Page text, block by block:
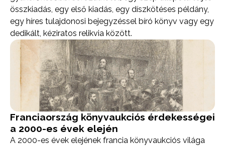
összkiadás, egy első kiadás, egy díszkötéses példány,
egy híres tulajdonosi bejegyzéssel bíró könyv vagy egy
dedikált, kéziratos relikvia között.
Franciaország könyvaukciós érdekességei
a 2000-es évek elején
A 2000-es évek elejének francia könyvaukciós világa